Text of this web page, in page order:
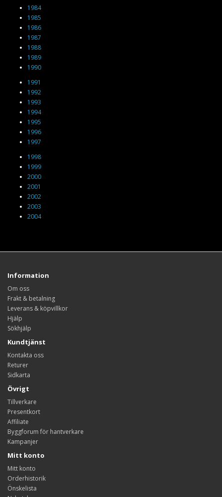
1984
1985
1986
1987
1988
1989
1990
1991
1992
1993
1994
1995
1996
1997
1998
1999
2000
2001
2002
2003
2004
Information
Om oss
Frakt & betalning
Leverans & köpvillkor
Hjälp
Sökhjälp
Kundtjänst
Kontakta oss
Returer
Sidkarta
Övrigt
Tillverkare
Presentkort
Affiliate
Byggforum för hantverkare
Kampanjer
Mitt konto
Mitt konto
Orderhistorik
Önskelista